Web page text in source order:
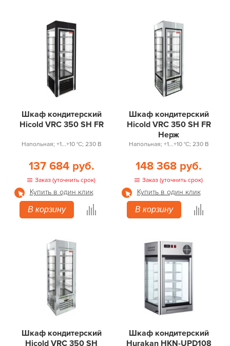
Шкаф кондитерский
Hicold VRC 350 SH FR
Напольная; +1...+10 °С; 230 В
137 684 руб.
Заказ (уточнить срок)
Купить в один клик
В корзину
Шкаф кондитерский
Hicold VRC 350 SH FR
Нерж
Напольная; +1...+10 °С; 230 В
148 368 руб.
Заказ (уточнить срок)
Купить в один клик
В корзину
Шкаф кондитерский
Hicold VRC 350 SH
Шкаф кондитерский
Hurakan HKN-UPD108